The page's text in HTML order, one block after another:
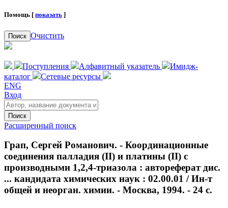
Помощь [ показать ]
Поиск Очистить
Поступления Алфавитный указатель
Имидж-
каталог
Сетевые ресурсы
ENG
Вход
Поиск
Расширенный поиск
Грап, Сергей Романович. - Координационные
соединения палладия (II) и платины (II) с
производными 1,2,4-триазола : автореферат дис.
... кандидата химических наук : 02.00.01 / Ин-т
общей и неорган. химии. - Москва, 1994. - 24 с.